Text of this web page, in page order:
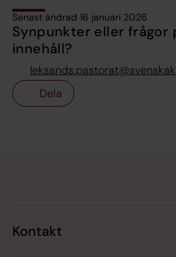
Senast ändrad 16 januari 2026
Synpunkter eller frågor
innehåll?
Dela
Kontakt